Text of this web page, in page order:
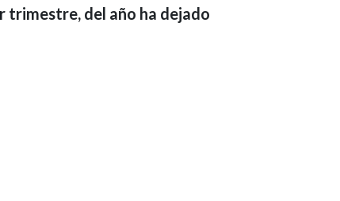
trimestre, del año ha dejado